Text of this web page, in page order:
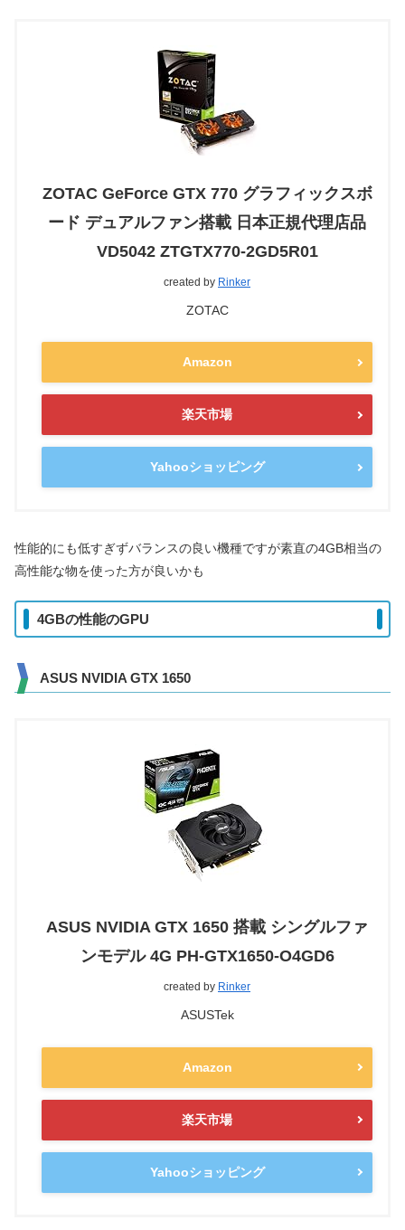
ZOTAC GeForce GTX 770 グラフィックスボ
ード デュアルファン搭載 日本正規代理店品
VD5042 ZTGTX770-2GD5R01
created by Rinker
ZOTAC
Amazon
楽天市場
Yahooショッピング
性能的にも低すぎずバランスの良い機種ですが素直の4GB相当の
高性能な物を使った方が良いかも
4GBの性能のGPU
ASUS NVIDIA GTX 1650
ASUS NVIDIA GTX 1650 搭載 シングルファ
ンモデル 4G PH-GTX1650-O4GD6
created by Rinker
ASUSTek
Amazon
楽天市場
Yahooショッピング